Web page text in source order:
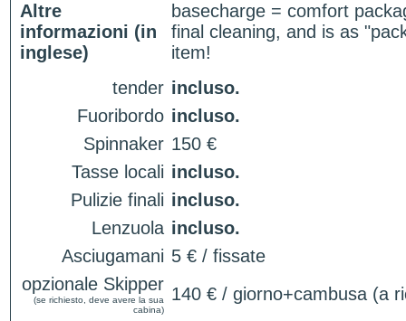
Altre
informazioni (in
inglese)
basecharge = comfort
final cleaning, and is as
item!
tender incluso.
Fuoribordo incluso.
Spinnaker 150 €
Tasse locali incluso.
Pulizie finali incluso.
Lenzuola incluso.
Asciugamani 5 € / fissate
opzionale Skipper
(se richiesto, deve avere la sua
cabina)
140 € / giorno+cambusa (a